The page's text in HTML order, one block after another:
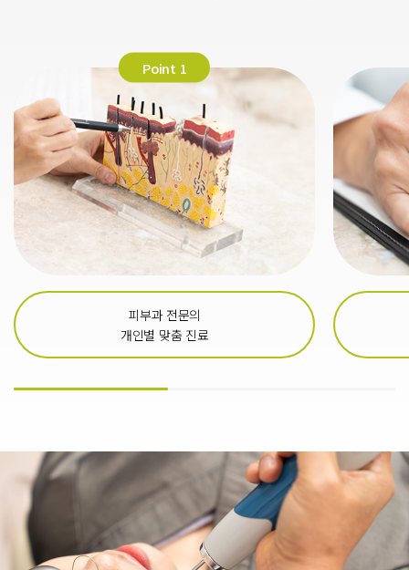
Point 1
피부과 전문의
개인별 맞춤 진료